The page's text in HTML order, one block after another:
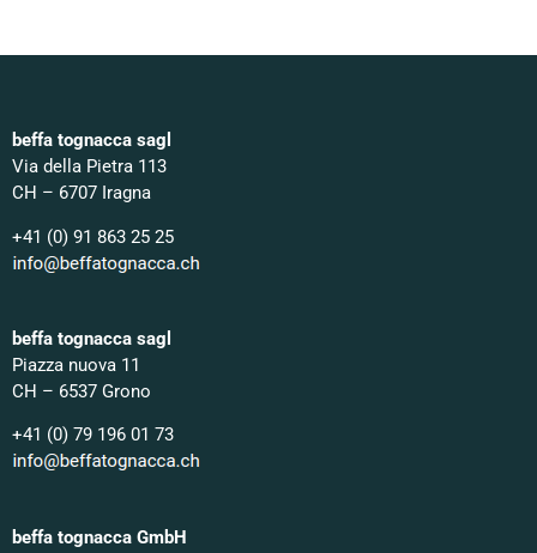
beffa tognacca sagl
Via della Pietra 113
CH – 6707 Iragna
+41 (0) 91 863 25 25
beffa tognacca sagl
Piazza nuova 11
CH – 6537 Grono
+41 (0) 79 196 01 73
beffa tognacca GmbH